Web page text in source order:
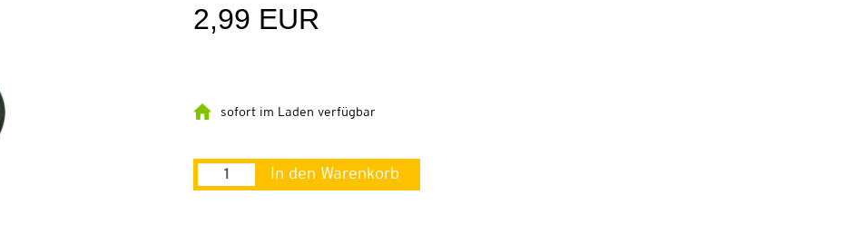
2,99 EUR
sofort im Laden verfügbar
In den Warenkorb